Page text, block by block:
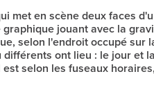
met en scène deux faces
graphique jouant avec la
selon l'endroit occupé sur
différents ont lieu : le jour et
selon les fuseaux